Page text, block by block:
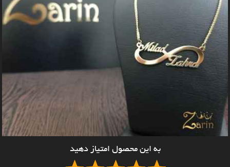
به این محصول امتیاز دهید